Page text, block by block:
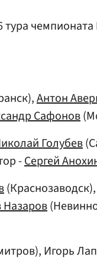
чемпионата
Антон
Сафонов
Голубев
-Сергей
(Краснозаводск),
Назаров
Игорь